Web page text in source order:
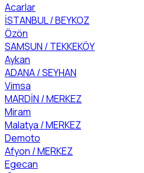
Acarlar
İSTANBUL / BEYKOZ
Özön
SAMSUN / TEKKEKÖY
Aykan
ADANA / SEYHAN
Vimsa
MARDİN / MERKEZ
Miram
Malatya / MERKEZ
Demoto
Afyon / MERKEZ
Egecan